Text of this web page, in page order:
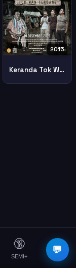
2015
Keranda Tok Wan Terbang 2015 Malay Movie
💬
🔞
SEMI+
☰